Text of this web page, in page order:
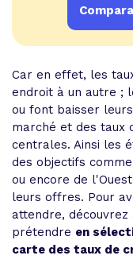
Car en effet, les
endroit à un autre ;
ou font baisser
marché et des taux
centrales. Ainsi les
des objectifs
ou encore de
leurs offres. Pour
attendre, découvrez
prétendre en
carte des taux de